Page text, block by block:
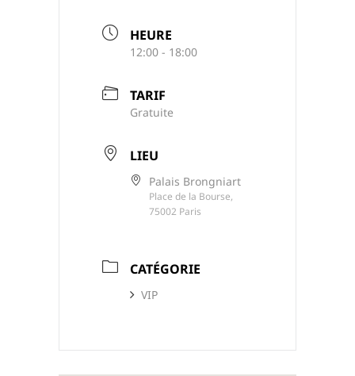
HEURE
12:00 - 18:00
TARIF
Gratuite
LIEU
Palais Brongniart
Place de la Bourse,
75002 Paris
CATÉGORIE
VIP